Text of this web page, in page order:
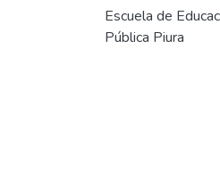
Escuela de
Pública Piura